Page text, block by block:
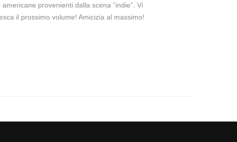
provenienti dalla scena “indie”. Vi
il prossimo volume! Amicizia al massimo!